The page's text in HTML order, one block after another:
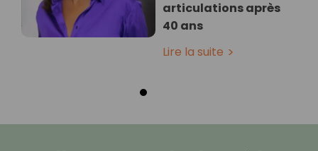
articulations après
40 ans
Lire la suite